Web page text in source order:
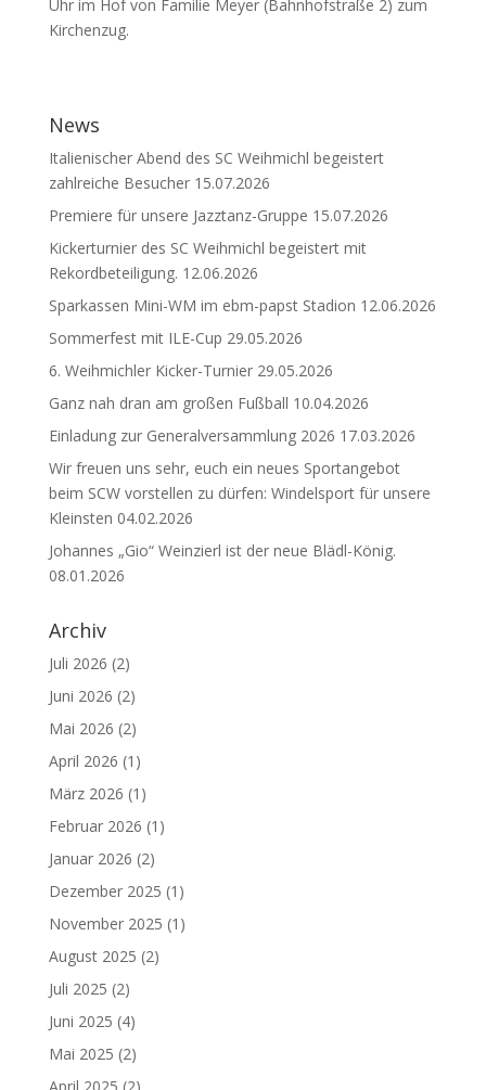
Uhr im Hof von Familie Meyer (Bahnhofstraße 2) zum
Kirchenzug.
News
Italienischer Abend des SC Weihmichl begeistert
zahlreiche Besucher 15.07.2026
Premiere für unsere Jazztanz-Gruppe 15.07.2026
Kickerturnier des SC Weihmichl begeistert mit
Rekordbeteiligung. 12.06.2026
Sparkassen Mini-WM im ebm-papst Stadion 12.06.2026
Sommerfest mit ILE-Cup 29.05.2026
6. Weihmichler Kicker-Turnier 29.05.2026
Ganz nah dran am großen Fußball 10.04.2026
Einladung zur Generalversammlung 2026 17.03.2026
Wir freuen uns sehr, euch ein neues Sportangebot
beim SCW vorstellen zu dürfen: Windelsport für unsere
Kleinsten 04.02.2026
Johannes „Gio“ Weinzierl ist der neue Blädl-König.
08.01.2026
Archiv
Juli 2026 (2)
Juni 2026 (2)
Mai 2026 (2)
April 2026 (1)
März 2026 (1)
Februar 2026 (1)
Januar 2026 (2)
Dezember 2025 (1)
November 2025 (1)
August 2025 (2)
Juli 2025 (2)
Juni 2025 (4)
Mai 2025 (2)
April 2025 (2)